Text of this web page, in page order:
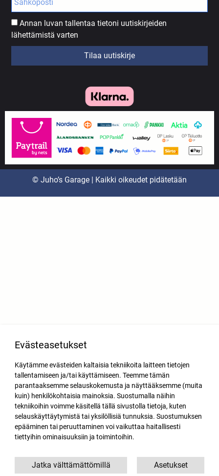
Annan luvan tallentaa tietoni uutiskirjeiden
lähettämistä varten
Tilaa uutiskirje
© Juho’s Garage | Kaikki oikeudet pidätetään
Evästeasetukset
Käytämme evästeiden kaltaisia tekniikoita laitteen tietojen
tallentamiseen ja/tai käyttämiseen. Teemme tämän
parantaaksemme selauskokemusta ja näyttääksemme (muita
kuin) henkilökohtaisia mainoksia. Suostumalla näihin
tekniikoihin voimme käsitellä tällä sivustolla tietoja, kuten
selauskäyttäytymistä tai yksilöllisiä tunnuksia. Suostumuksen
epääminen tai peruuttaminen voi vaikuttaa haitallisesti
tiettyihin ominaisuuksiin ja toimintoihin.
Asetukset
Jatka välttämättömillä